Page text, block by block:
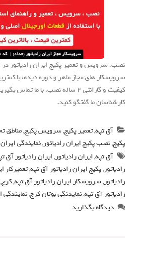
نصب، سرویس و تعمیر پکیج ایران رادیاتور
سرویسکار های مجاز ماهر و دوره دیده، با
کیفیت و گارانتی 2 ساله نصب. با ما
کارشناسان ما گفتگو کنید.
آق تپه,تعمیر پکیج,سرویس پکیج,
پکیج,نصب پکیج ایران رادیاتور,نمایندگی
آق تپه,ایران رادیاتور,ایران رادیاتور آق
رادیاتور,پکیج ایران رادیاتور آق تپه,تعمیرکار
رادیاتور,سرویسکار ایران رادیاتور آق تپه,کرج,
رادیاتور آق تپه,نمایدنگی بوتان کرج,نمایندگی
دیدگاه بگذارید